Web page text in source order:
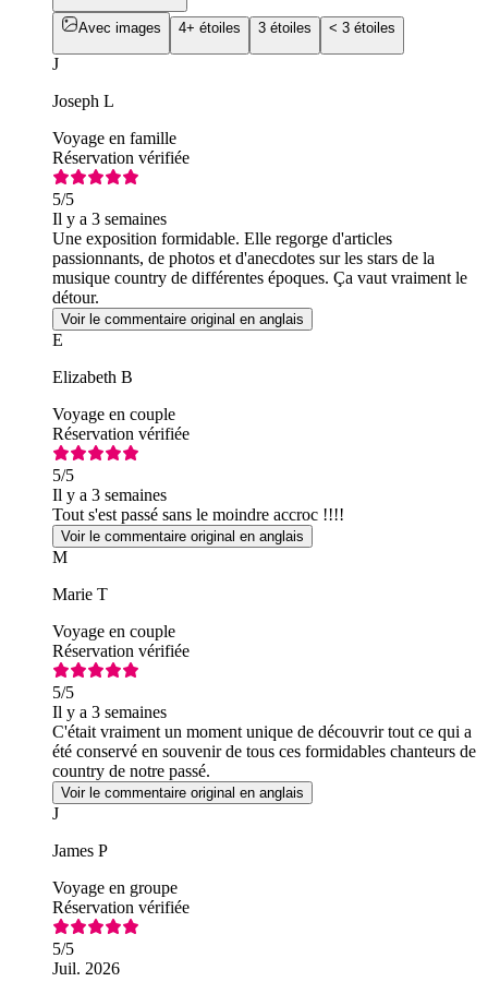
Avec images 4+ étoiles 3 étoiles < 3 étoiles
J
Joseph L
Voyage en famille
Réservation vérifiée
5/5
Il y a 3 semaines
Une exposition formidable. Elle regorge d'articles
passionnants, de photos et d'anecdotes sur les stars de la
musique country de différentes époques. Ça vaut vraiment le
détour.
Voir le commentaire original en anglais
E
Elizabeth B
Voyage en couple
Réservation vérifiée
5/5
Il y a 3 semaines
Tout s'est passé sans le moindre accroc !!!!
Voir le commentaire original en anglais
M
Marie T
Voyage en couple
Réservation vérifiée
5/5
Il y a 3 semaines
C'était vraiment un moment unique de découvrir tout ce qui a
été conservé en souvenir de tous ces formidables chanteurs de
country de notre passé.
Voir le commentaire original en anglais
J
James P
Voyage en groupe
Réservation vérifiée
5/5
Juil. 2026